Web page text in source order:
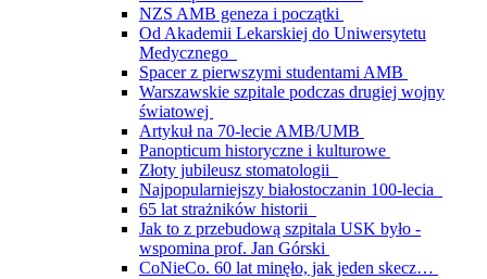
NZS AMB geneza i początki
Od Akademii Lekarskiej do Uniwersytetu
Medycznego
Spacer z pierwszymi studentami AMB
Warszawskie szpitale podczas drugiej wojny
światowej
Artykuł na 70-lecie AMB/UMB
Panopticum historyczne i kulturowe
Złoty jubileusz stomatologii
Najpopularniejszy białostoczanin 100-lecia
65 lat strażników historii
Jak to z przebudową szpitala USK było -
wspomina prof. Jan Górski
CoNieCo. 60 lat minęło, jak jeden skecz…